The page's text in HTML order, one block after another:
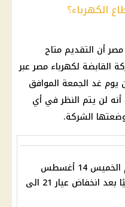
الكهرباء؟
أن التقديم متاح
القابضة لكهرباء مصر عبر
اعتبارا من يوم غد الجمعة الموافق
الشركة أنه لن يتم النظر في أي
الشركة.
سعر الذهب اليوم الخميس 14 أغسطس
2025 عالميًا ومحليًا بعد انخفاض عيار 21 الى